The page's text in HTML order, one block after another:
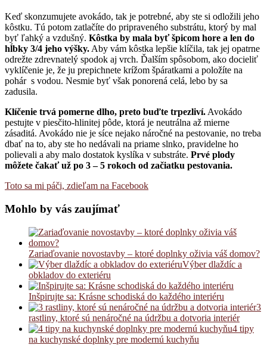
Keď skonzumujete avokádo, tak je potrebné, aby ste si odložili jeho
kôstku. Tú potom zatlačíte do pripraveného substrátu, ktorý by mal
byť ľahký a vzdušný. Kôstka by mala byť špicom hore a len do
hĺbky 3/4 jeho výšky. Aby vám kôstka lepšie klíčila, tak jej opatrne
odrežte zdrevnatelý spodok aj vrch. Ďalším spôsobom, ako docieliť
vyklíčenie je, že ju prepichnete krížom špáratkami a položíte na
pohár s vodou. Nesmie byť však ponorená celá, lebo by sa
zadusila.
Klíčenie trvá pomerne dlho, preto buďte trpezliví. Avokádo
pestujte v piesčito-hlinitej pôde, ktorá je neutrálna až mierne
zásaditá. Avokádo nie je síce nejako náročné na pestovanie, no treba
dbať na to, aby ste ho nedávali na priame slnko, pravidelne ho
polievali a aby malo dostatok kyslíka v substráte. Prvé plody
môžete čakať už po 3 – 5 rokoch od začiatku pestovania.
Toto sa mi páči, zdieľam na Facebook
Mohlo by vás zaujímať
Zariaďovanie novostavby – ktoré doplnky oživia váš domov?
Výber dlaždíc a
obkladov do exteriéru
Inšpirujte sa: Krásne schodiská do každého interiéru
3
rastliny, ktoré sú nenáročné na údržbu a dotvoria interiér
4 tipy
na kuchynské doplnky pre modernú kuchyňu